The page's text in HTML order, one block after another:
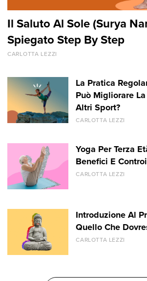
Il Saluto Al Sole (Surya
Spiegato Step By Step
CARLOTTA LEZZI
La Pratica
Può Migliorare
Altri Sport?
CARLOTTA LEZZI
Yoga Per Terza
Benefici E
CARLOTTA LEZZI
Introduzione Al
Quello Che
CARLOTTA LEZZI